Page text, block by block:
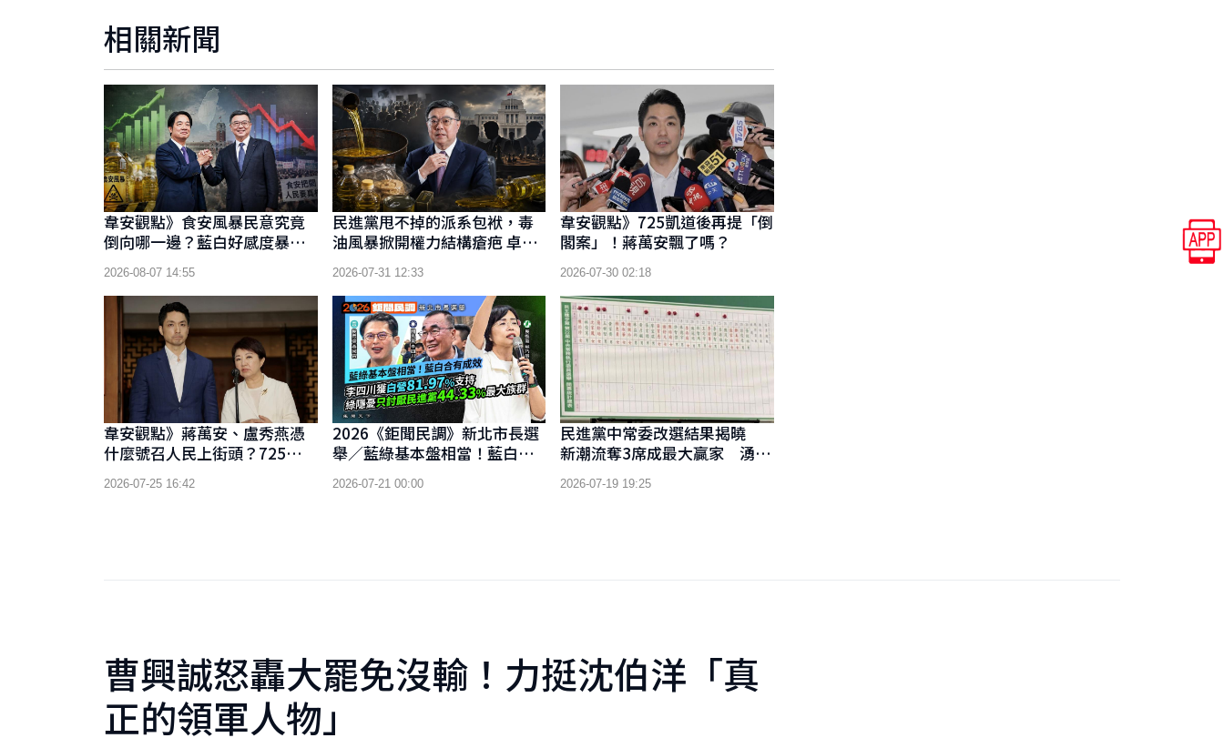
相關新聞
韋安觀點》食安風暴民意究竟
倒向哪一邊？藍白好感度暴
2026-08-07 14:55
民進黨甩不掉的派系包袱，毒
油風暴掀開權力結構瘡疤 卓榮
2026-07-31 12:33
韋安觀點》725凱道後再提「倒
閣案」！蔣萬安飄了嗎？
2026-07-30 02:18
韋安觀點》蔣萬安、盧秀燕憑
什麼號召人民上街頭？725凱道
2026-07-25 16:42
2026《鉅聞民調》新北市長選
舉／藍綠基本盤相當！藍白合
支持 綠隱憂「只討厭民進
2026-07-21 00:00
民進黨中常委改選結果揭曉
新潮流奪3席成最大贏家 湧言
2026-07-19 19:25
曹興誠怒轟大罷免沒輸！力挺沈伯洋「真
正的領軍人物」